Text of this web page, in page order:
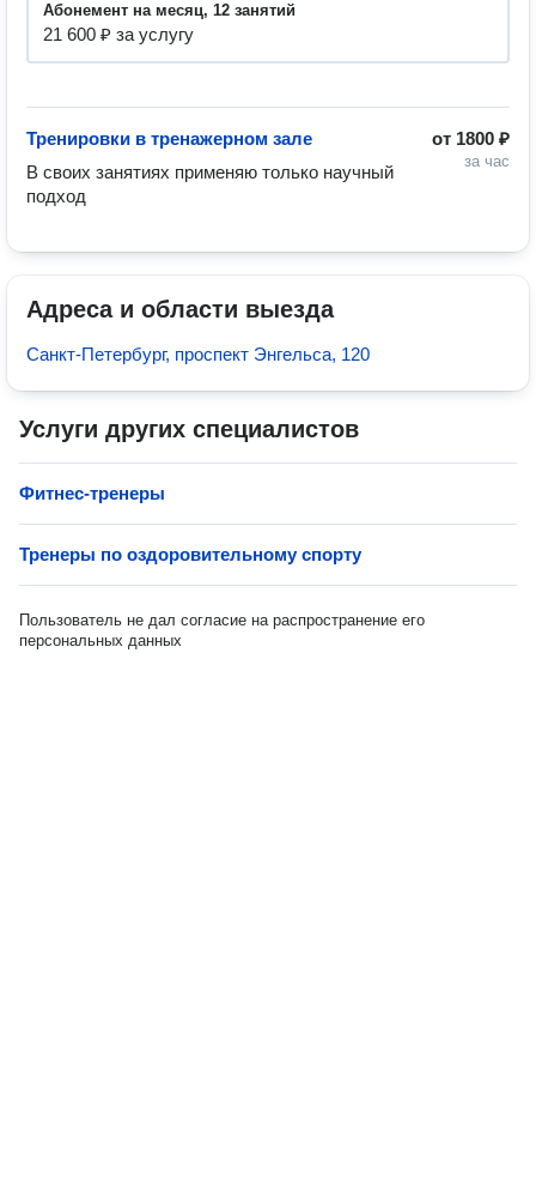
абонемент на месяц, 12 занятий
21 600 ₽ за услугу
от 1800 ₽
за час
Тренировки в тренажерном зале
В своих занятиях применяю только научный
подход
Адреса и области выезда
Санкт-Петербург, проспект Энгельса, 120
Услуги других специалистов
Фитнес-тренеры
Тренеры по оздоровительному спорту
Пользователь не дал согласие на распространение его
персональных данных